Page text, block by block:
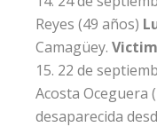
Reyes (49 años)
Camagüey.
22 de
Acosta Oceguera
desaparecida